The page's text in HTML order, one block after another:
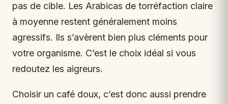
pas de cible. Les Arabicas de torréfaction claire
à moyenne restent généralement moins
agressifs. Ils s’avèrent bien plus cléments pour
votre organisme. C’est le choix idéal si vous
redoutez les aigreurs.
Choisir un café doux, c’est donc aussi prendre